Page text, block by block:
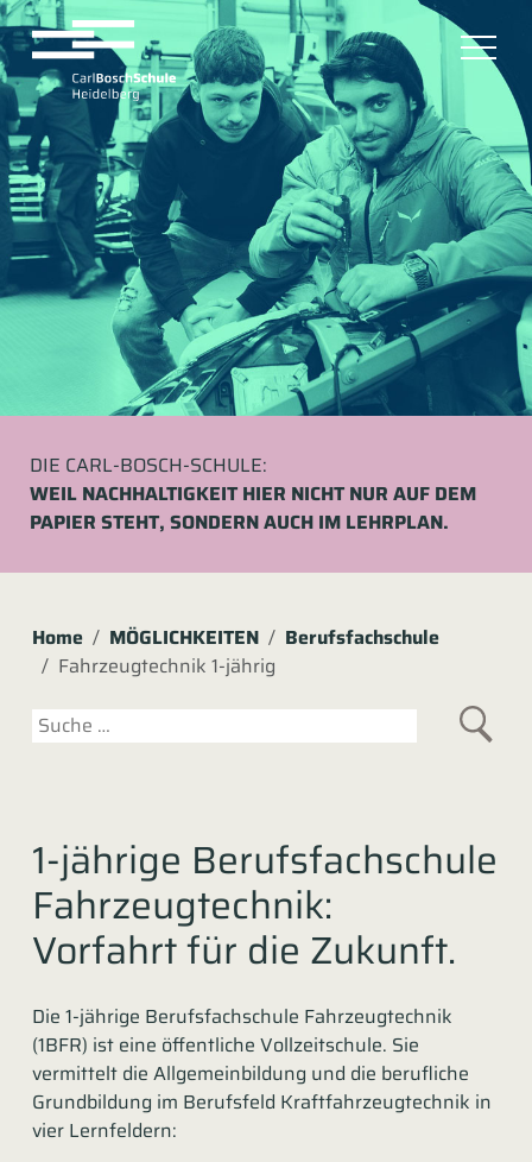
DIE CARL-BOSCH-SCHULE:
WEIL NACHHALTIGKEIT HIER NICHT NUR AUF DEM
PAPIER STEHT, SONDERN AUCH IM LEHRPLAN.
Home MÖGLICHKEITEN
Berufsfachschule
Fahrzeugtechnik 1-jährig
Suchen
1-jährige Berufsfachschule
Fahrzeugtechnik:
Vorfahrt für die Zukunft.
Die 1-jährige Berufsfachschule Fahrzeugtechnik
(1BFR) ist eine öffentliche Vollzeitschule. Sie
vermittelt die Allgemeinbildung und die berufliche
Grundbildung im Berufsfeld Kraftfahrzeugtechnik in
vier Lernfeldern: